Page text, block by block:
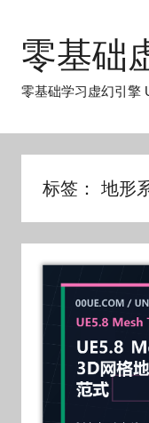
零基础
零基础学习虚幻引擎
标签： 地形